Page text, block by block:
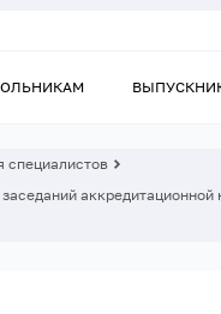
специалистов
аккредитационной